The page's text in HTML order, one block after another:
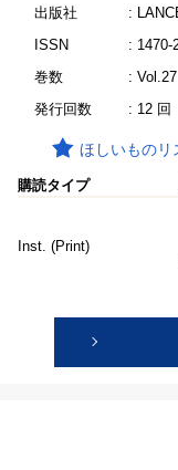
出版社
:
ISSN
: 1470-
巻数
: Vol.27
発行回数
: 12 回
ほしいものリ
購読タイプ
Inst. (Print)